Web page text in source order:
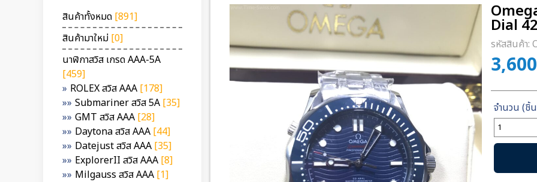
สินค้าทั้งหมด [891]
สินค้ามาใหม่ [0]
นาฬิกาสวิส เกรด AAA-5A
[459]
ROLEX สวิส AAA [178]
Submariner สวิส 5A [35]
GMT สวิส AAA [28]
Daytona สวิส AAA [44]
Datejust สวิส AAA [35]
ExplorerII สวิส AAA [8]
Milgauss สวิส AAA [1]
Dial
รหัสสินค้า:
จำนวน
Omega